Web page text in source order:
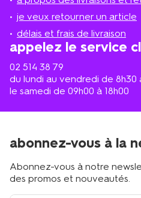
je veux retourner un article
délais et frais de livraison
appelez le service
02 514 38 79
du lundi au vendredi de 8h30
le samedi de 09h00 à 18h00
le
plus
proche
abonnez-vous à la
Abonnez-vous à notre
des promos et nouveautés.